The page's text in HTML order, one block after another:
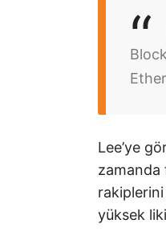
Lee’ye
zamanda
rakiplerini
yüksek